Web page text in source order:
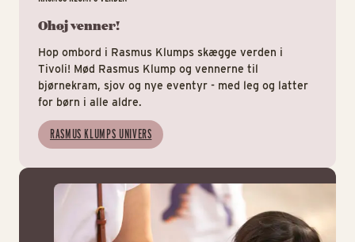
Ohøj venner!
Hop ombord i Rasmus Klumps skægge verden i
Tivoli! Mød Rasmus Klump og vennerne til
bjørnekram, sjov og nye eventyr - med leg og latter
for børn i alle aldre.
RASMUS KLUMPS UNIVERS